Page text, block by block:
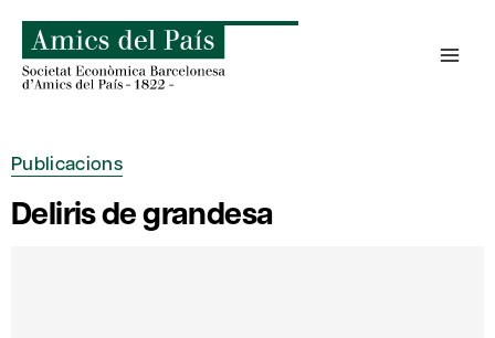
content
Publicacions
Deliris de grandesa